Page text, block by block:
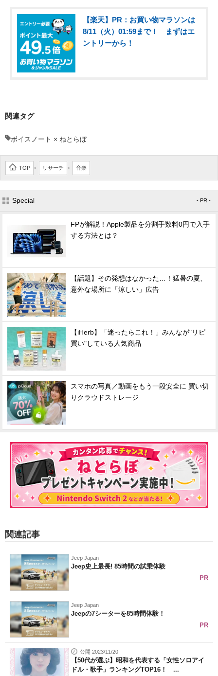
【楽天】PR：お買い物マラソンは
8/11（火）01:59まで！ まずはエ
ントリーから！
関連タグ
ボイスノート × ねとらぼ
TOP > リサーチ > 音楽
Special - PR -
FPが解説！Apple製品を分割手数料0円で入手
する方法とは？
【話題】その発想はなかった…！猛暑の夏、
意外な場所に「涼しい」広告
【iHerb】「迷ったらこれ！」みんなが"リピ
買い"している人気商品
スマホの写真／動画をもう一段安全に 買い切
りクラウドストレージ
関連記事
Jeep Japan
Jeep史上最長! 85時間の試乗体験
PR
Jeep Japan
Jeepの7シーターを85時間体験！
PR
公開 2023/11/20
【50代が選ぶ】昭和を代表する「女性ソロアイ
ドル・歌手」ランキングTOP16！ ...